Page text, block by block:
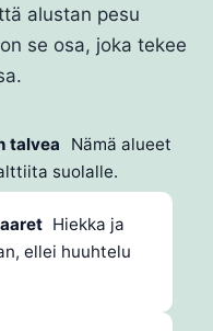
alustan pesu
se osa, joka tekee
talvea
Nämä alueet
suolalle.
Hiekka ja
ellei huuhtelu